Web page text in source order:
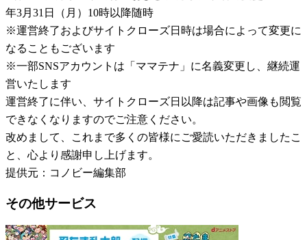
年3月31日（月）10時以降随時
※運営終了およびサイトクローズ日時は場合によって変更に
なることもございます
※一部SNSアカウントは「ママテナ」に名義変更し、継続運
営いたします
運営終了に伴い、サイトクローズ日以降は記事や画像も閲覧
できなくなりますのでご注意ください。
改めまして、これまで多くの皆様にご愛読いただきましたこ
と、心より感謝申し上げます。
提供元：コノビー編集部
その他サービス